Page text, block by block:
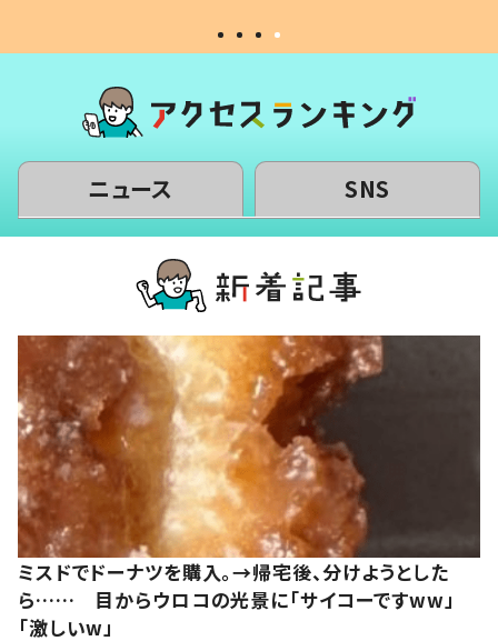
ニュース SNS
ミスドでドーナツを購入。→帰宅後、分けようとした
ら…… 目からウロコの光景に「サイコーですww」
「激しいw」